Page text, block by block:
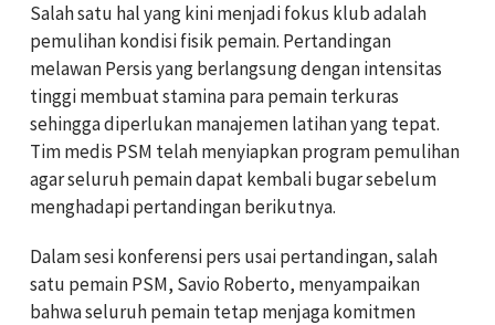
Salah satu hal yang kini menjadi fokus klub adalah
pemulihan kondisi fisik pemain. Pertandingan
melawan Persis yang berlangsung dengan intensitas
tinggi membuat stamina para pemain terkuras
sehingga diperlukan manajemen latihan yang tepat.
Tim medis PSM telah menyiapkan program pemulihan
agar seluruh pemain dapat kembali bugar sebelum
menghadapi pertandingan berikutnya.
Dalam sesi konferensi pers usai pertandingan, salah
satu pemain PSM, Savio Roberto, menyampaikan
bahwa seluruh pemain tetap menjaga komitmen